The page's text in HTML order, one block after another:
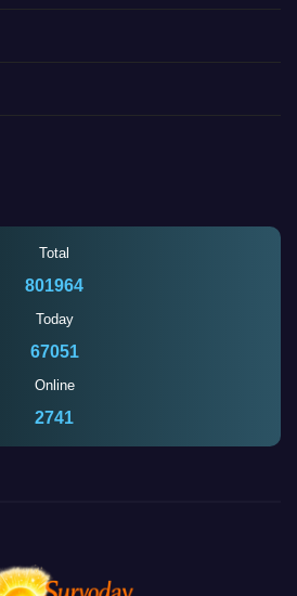
Total
801964
Today
67051
Online
2744